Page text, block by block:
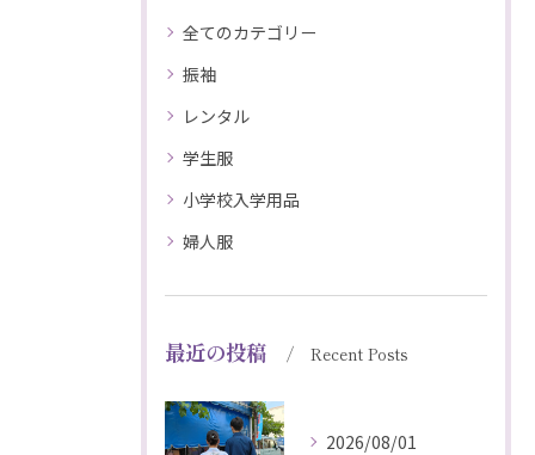
全てのカテゴリー
振袖
レンタル
学生服
小学校入学用品
婦人服
最近の投稿 Recent Posts
2026/08/01